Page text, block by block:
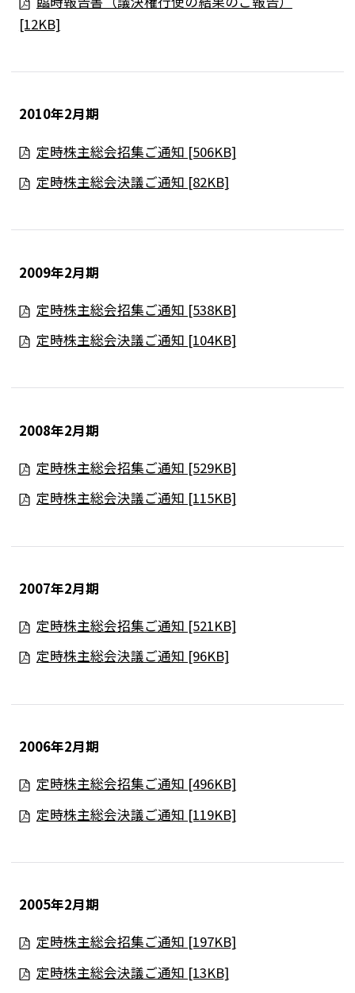
[12KB]
2010年2月期
定時株主総会招集ご通知 [506KB]
定時株主総会決議ご通知 [82KB]
2009年2月期
定時株主総会招集ご通知 [538KB]
定時株主総会決議ご通知 [104KB]
2008年2月期
定時株主総会招集ご通知 [529KB]
定時株主総会決議ご通知 [115KB]
2007年2月期
定時株主総会招集ご通知 [521KB]
定時株主総会決議ご通知 [96KB]
2006年2月期
定時株主総会招集ご通知 [496KB]
定時株主総会決議ご通知 [119KB]
2005年2月期
定時株主総会招集ご通知 [197KB]
定時株主総会決議ご通知 [13KB]